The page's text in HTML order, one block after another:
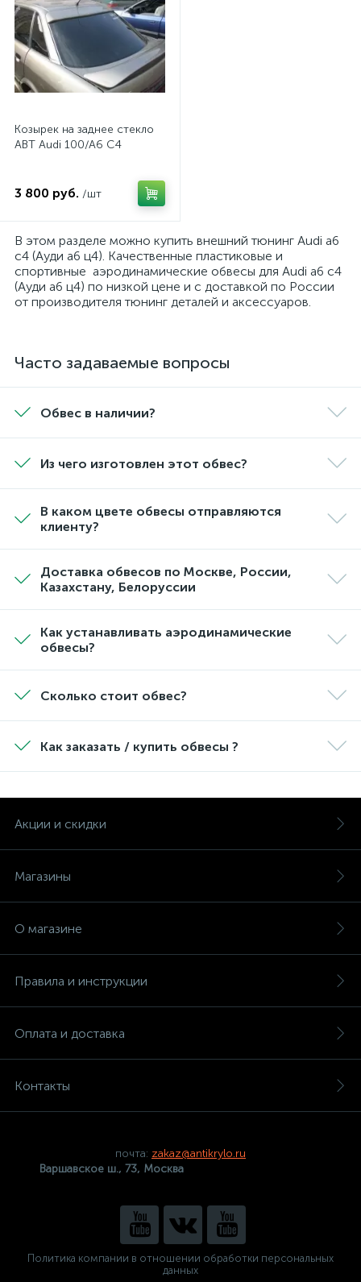
Козырек на заднее стекло
ABT Audi 100/A6 C4
3 800 руб. /шт
В этом разделе можно купить внешний тюнинг Audi a6
c4 (Ауди а6 ц4). Качественные пластиковые и
спортивные аэродинамические обвесы для Audi a6 c4
(Ауди а6 ц4) по низкой цене и с доставкой по России
от производителя тюнинг деталей и аксессуаров.
Часто задаваемые вопросы
Обвес в наличии?
Из чего изготовлен этот обвес?
В каком цвете обвесы отправляются
клиенту?
Доставка обвесов по Москве, России,
Казахстану, Белоруссии
Как устанавливать аэродинамические
обвесы?
Сколько стоит обвес?
Как заказать / купить обвесы ?
Акции и скидки
Магазины
О магазине
Правила и инструкции
Оплата и доставка
Контакты
почта: zakaz@antikrylo.ru
Варшавское ш., 73, Москва
Политика компании в отношении обработки персональных
данных